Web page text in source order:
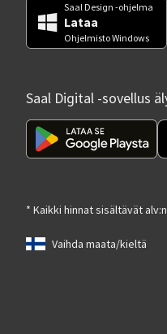
Saal Design -ohjelma
Lataa
Ohjelmisto Windows
Saal Digital -sovellus
* Kaikki hinnat sisältävät
Vaihda maata/kieltä